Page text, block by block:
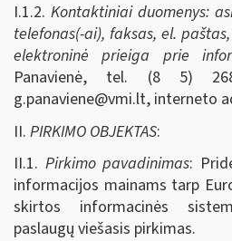
I.1.2. Kontaktiniai duomenys:
telefonas(-ai), faksas, el.
elektroninė prieiga prie
Panavienė, tel. (8 5)
g.panaviene@vmi.lt, interneto
II. PIRKIMO OBJEKTAS:
II.1. Pirkimo pavadinimas:
informacijos mainams tarp
skirtos informacinės
paslaugų viešasis pirkimas.